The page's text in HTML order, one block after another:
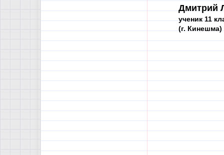
Дмитрий
ученик 11
(г. Кинешма)